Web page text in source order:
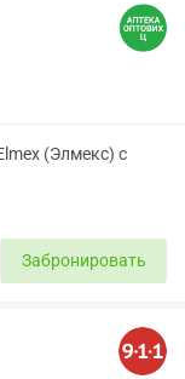
(Элмекс) с
Забронировать